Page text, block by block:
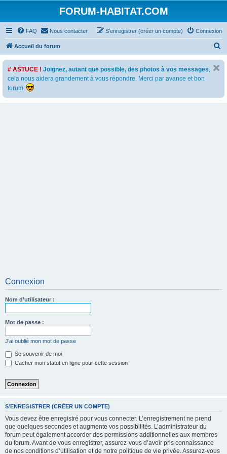
FORUM-HABITAT.COM
FAQ Nous contacter Connexion
S’enregistrer (créer un compte)
Accueil du forum
e
# ASTUCE ! Joignez, autant que possible, des photos à vos messages,
cela nous aidera grandement à vous répondre. Merci par avance et bon
forum.
Connexion
Nom d’utilisateur :
Mot de passe :
J’ai oublié mon mot de passe
Se souvenir de moi
Cacher mon statut en ligne pour cette session
S’ENREGISTRER (CRÉER UN COMPTE)
Vous devez être enregistré pour vous connecter. L’enregistrement ne prend
que quelques secondes et augmente vos possibilités. L’administrateur du
forum peut également accorder des permissions additionnelles aux membres
du forum. Avant de vous enregistrer, assurez-vous d’avoir pris connaissance
de nos conditions d’utilisation et de notre politique de vie privée. Assurez-vous